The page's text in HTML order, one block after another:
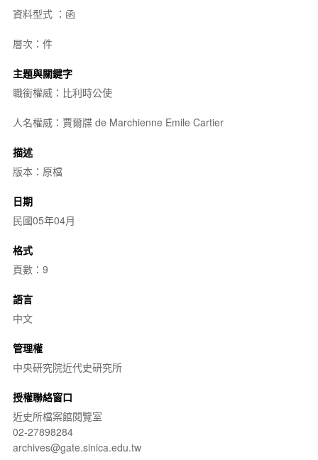
資料型式 ：函
層次：件
主題與關鍵字
職銜權威：比利時公使
人名權威：賈爾牒 de Marchienne Emile Cartier
描述
版本：原檔
日期
民國05年04月
格式
頁數：9
語言
中文
管理權
中央研究院近代史研究所
授權聯絡窗口
近史所檔案館閱覽室
02-27898284
archives@gate.sinica.edu.tw